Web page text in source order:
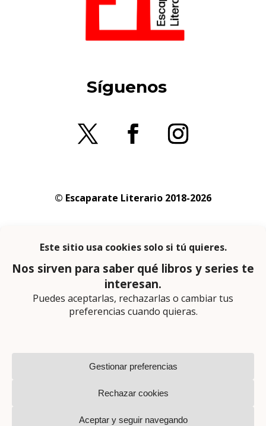
Síguenos
© Escaparate Literario 2018-2026
privacidad
En calidad de afiliado de Amazon obtengo
ingresos por las compras adscritas que